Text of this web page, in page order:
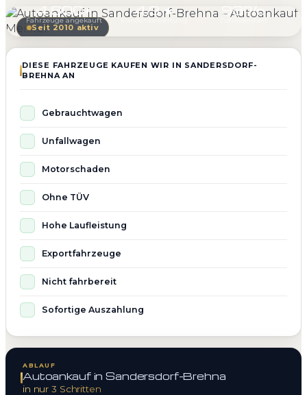
Seit 2010 aktiv
4.800+
Fahrzeuge angekauft
4.9 ★
Kundenbewertung
98%
Zufriedenheit
DIESE FAHRZEUGE KAUFEN WIR IN SANDERSDORF-
BREHNA AN
Gebrauchtwagen
Unfallwagen
Motorschaden
Ohne TÜV
Hohe Laufleistung
Exportfahrzeuge
Nicht fahrbereit
Sofortige Auszahlung
ABLAUF
Autoankauf in Sandersdorf-Brehna
in nur 3 Schritten